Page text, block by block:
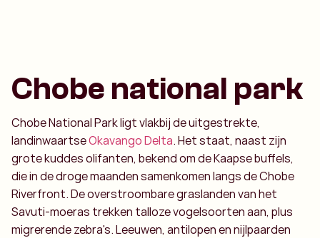
Chobe national park
Chobe National Park ligt vlakbij de uitgestrekte,
landinwaartseOkavango Delta. Het staat, naast zijn
grote kuddes olifanten, bekend om de Kaapse buffels,
die in de droge maanden samenkomen langs de Chobe
Riverfront. De overstroombare graslanden van het
Savuti-moeras trekken talloze vogelsoorten aan, plus
migrerende zebra's. Leeuwen, antilopen en nijlpaarden